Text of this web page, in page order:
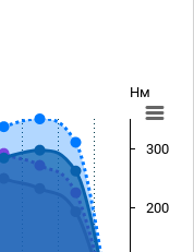
Нм
200
300